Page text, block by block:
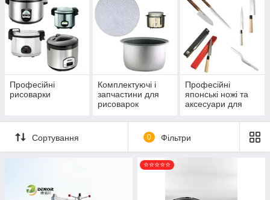
Професійні
рисоварки
Комплектуючі і
запчастини для
рисоварок
Професійні
японські ножі та
аксесуари для
Сортування 0 Фільтри
⭐⭐⭐⭐⭐